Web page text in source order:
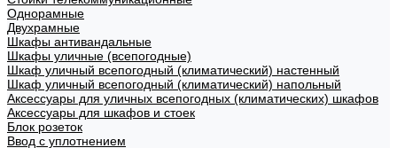
Однорамные
Двухрамные
Шкафы антивандальные
Шкафы уличные (всепогодные)
Шкаф уличный всепогодный (климатический) настенный
Шкаф уличный всепогодный (климатический) напольный
Аксессуары для уличных всепогодных (климатических) шкафов
Аксессуары для шкафов и стоек
Блок розеток
Ввод с уплотнением